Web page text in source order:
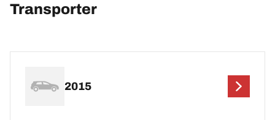
Transporter
2015